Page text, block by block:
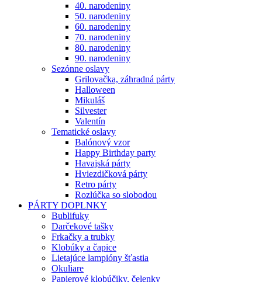
40. narodeniny
50. narodeniny
60. narodeniny
70. narodeniny
80. narodeniny
90. narodeniny
Sezónne oslavy
Grilovačka, záhradná párty
Halloween
Mikuláš
Silvester
Valentín
Tematické oslavy
Balónový vzor
Happy Birthday party
Havajská párty
Hviezdičková párty
Retro párty
Rozlúčka so slobodou
PÁRTY DOPLNKY
Bublifuky
Darčekové tašky
Frkačky a trubky
Klobúky a čapice
Lietajúce lampióny šťastia
Okuliare
Papierové klobúčiky, čelenky